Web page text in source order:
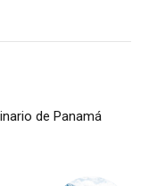
de Panamá